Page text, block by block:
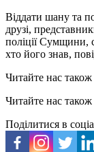
Віддати шану та
друзі,
поліції Сумщини,
хто його знав,
Читайте нас також
Читайте нас також
Поділитися в